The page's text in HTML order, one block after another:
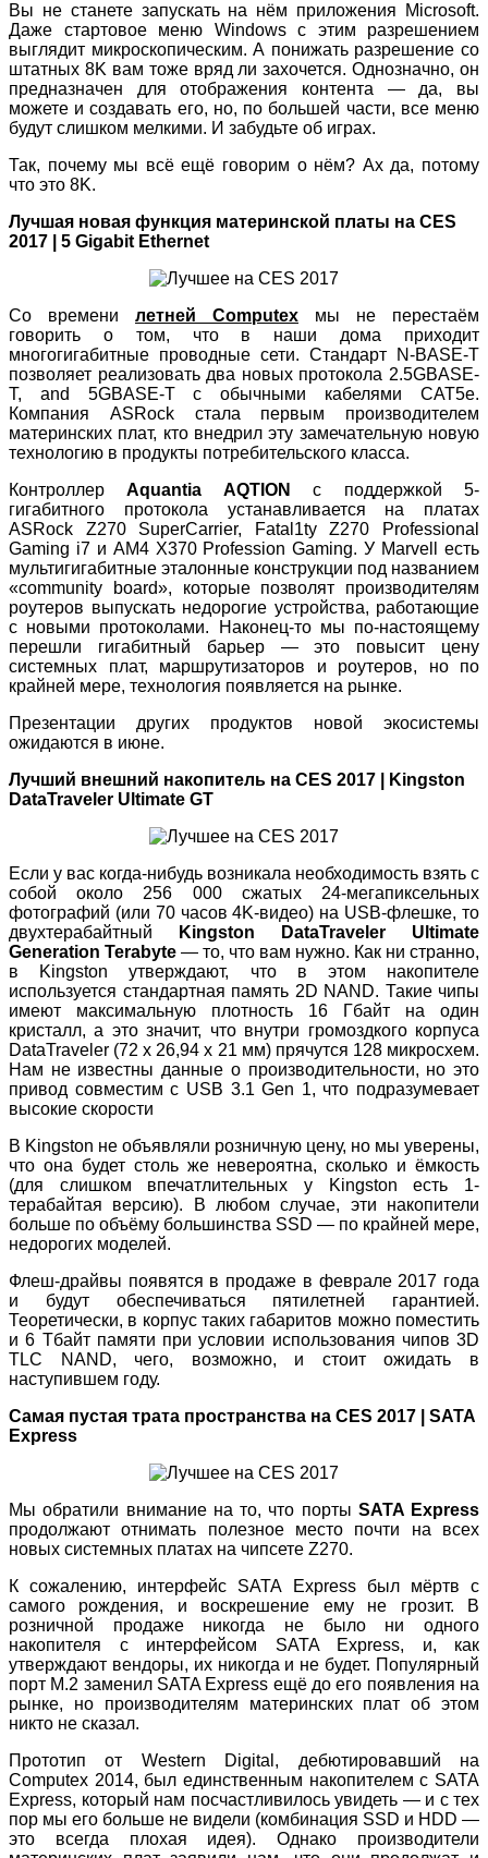
Вы не станете запускать на нём приложения Microsoft.
Даже стартовое меню Windows с этим разрешением
выглядит микроскопическим. А понижать разрешение со
штатных 8K вам тоже вряд ли захочется. Однозначно, он
предназначен для отображения контента — да, вы
можете и создавать его, но, по большей части, все меню
будут слишком мелкими. И забудьте об играх.
Так, почему мы всё ещё говорим о нём? Ах да, потому
что это 8K.
Лучшая новая функция материнской платы на CES
2017 | 5 Gigabit Ethernet
Со времени летней Computex мы не перестаём
говорить о том, что в наши дома приходит
многогигабитные проводные сети. Стандарт N-BASE-T
позволяет реализовать два новых протокола 2.5GBASE-
T, and 5GBASE-T с обычными кабелями CAT5e.
Компания ASRock стала первым производителем
материнских плат, кто внедрил эту замечательную новую
технологию в продукты потребительского класса.
КонтроллерAquantia AQTION
с поддержкой 5-
гигабитного протокола устанавливается на платах
ASRock Z270 SuperCarrier, Fatal1ty Z270 Professional
Gaming i7 и AM4 X370 Profession Gaming. У Marvell есть
мультигигабитные эталонные конструкции под названием
«community board», которые позволят производителям
роутеров выпускать недорогие устройства, работающие
с новыми протоколами. Наконец-то мы по-настоящему
перешли гигабитный барьер — это повысит цену
системных плат, маршрутизаторов и роутеров, но по
крайней мере, технология появляется на рынке.
Презентации других продуктов новой экосистемы
ожидаются в июне.
Лучший внешний накопитель на CES 2017 | Kingston
DataTraveler Ultimate GT
Если у вас когда-нибудь возникала необходимость взять с
собой около 256 000 сжатых 24-мегапиксельных
фотографий (или 70 часов 4K-видео) на USB-флешке, то
двухтерабайтный
Kingston DataTraveler Ultimate
Generation Terabyte — то, что вам нужно. Как ни странно,
в Kingston утверждают, что в этом накопителе
используется стандартная память 2D NAND. Такие чипы
имеют максимальную плотность 16 Гбайт на один
кристалл, а это значит, что внутри громоздкого корпуса
DataTraveler (72 х 26,94 х 21 мм) прячутся 128 микросхем.
Нам не известны данные о производительности, но это
привод совместим с USB 3.1 Gen 1, что подразумевает
высокие скорости
В Kingston не объявляли розничную цену, но мы уверены,
что она будет столь же невероятна, сколько и ёмкость
(для слишком впечатлительных у Kingston есть 1-
терабайтая версию). В любом случае, эти накопители
больше по объёму большинства SSD — по крайней мере,
недорогих моделей.
Флеш-драйвы появятся в продаже в феврале 2017 года
и будут обеспечиваться пятилетней гарантией.
Теоретически, в корпус таких габаритов можно поместить
и 6 Тбайт памяти при условии использования чипов 3D
TLC NAND, чего, возможно, и стоит ожидать в
наступившем году.
Самая пустая трата пространства на CES 2017 | SATA
Express
Мы обратили внимание на то, что порты SATA Express
продолжают отнимать полезное место почти на всех
новых системных платах на чипсете Z270.
К сожалению, интерфейс SATA Express был мёртв с
самого рождения, и воскрешение ему не грозит. В
розничной продаже никогда не было ни одного
накопителя с интерфейсом SATA Express, и, как
утверждают вендоры, их никогда и не будет. Популярный
порт M.2 заменил SATA Express ещё до его появления на
рынке, но производителям материнских плат об этом
никто не сказал.
Прототип от Western Digital, дебютировавший на
Computex 2014, был единственным накопителем с SATA
Express, который нам посчастливилось увидеть — и с тех
пор мы его больше не видели (комбинация SSD и HDD —
это всегда плохая идея). Однако производители